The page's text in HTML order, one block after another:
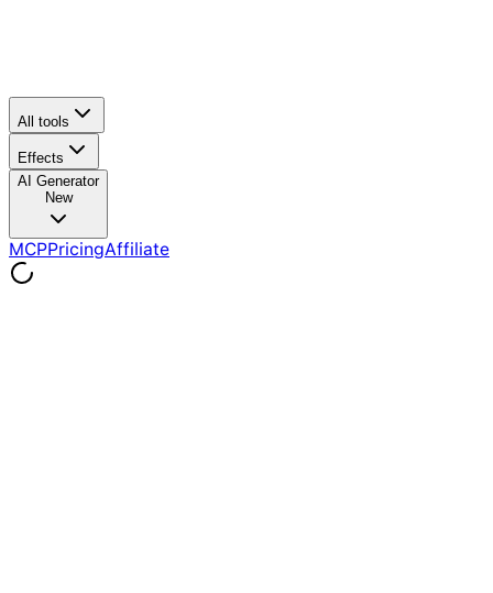
All tools
Effects
AI Generator
New
MCPPricingAffiliate